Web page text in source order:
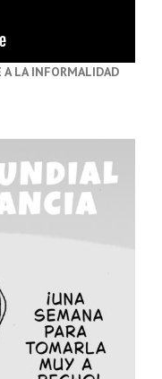
A LA INFORMALIDAD